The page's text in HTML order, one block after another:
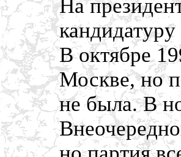
На
В октябре
Москве, но
не была. В